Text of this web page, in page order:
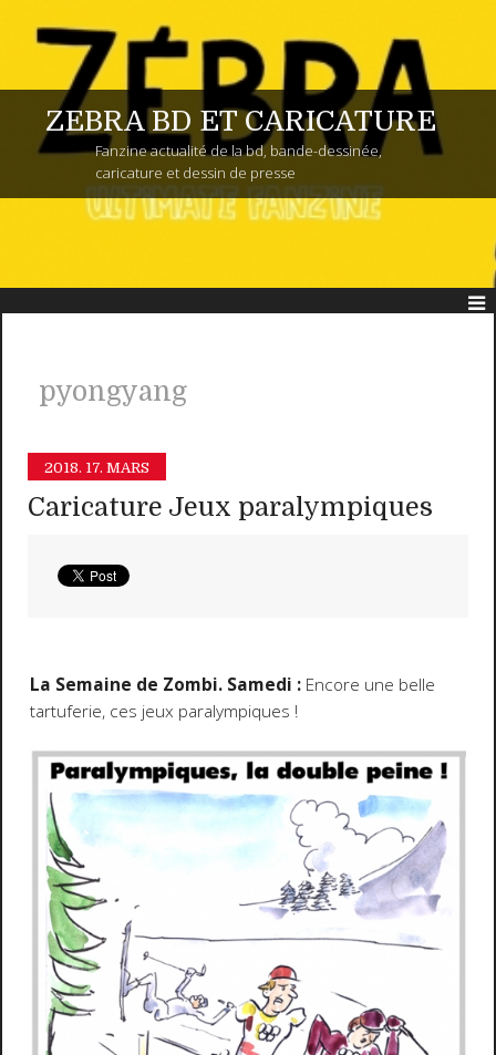
ZEBRA BD ET CARICATURE
Fanzine actualité de la bd, bande-dessinée,
caricature et dessin de presse
pyongyang
2018. 17. MARS
Caricature Jeux paralympiques
La Semaine de Zombi. Samedi :Encore une belle
tartuferie, ces jeux paralympiques !